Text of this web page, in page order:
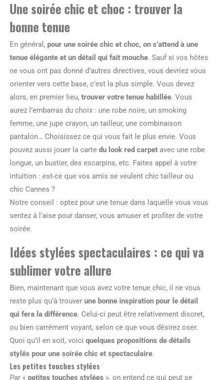
Une soirée chic et choc : trouver la
bonne tenue
En général, pour une soirée chic et choc, on s’attend à une
tenue élégante et un détail qui fait mouche. Sauf si vos hôtes
ne vous ont pas donné d’autres directives, vous devriez vous
orienter vers cette base, c’est la plus simple. Vous devez
alors, en premier lieu, trouver votre tenue habillée. Vous
aurez l’embarras du choix : une robe noire, un smoking
femme, une jupe crayon, un tailleur, une combinaison
pantalon… Choisissez ce qui vous fait le plus envie. Vous
pouvez aussi jouer la carte du look red carpet avec une robe
longue, un bustier, des escarpins, etc. Faites appel à votre
intuition : est-ce que vos amis se veulent chic tailleur ou
chic Cannes ?
Notre conseil : optez pour une tenue dans laquelle vous vous
sentez à l’aise pour danser, vous amuser et profiter de votre
soirée.
Idées stylées spectaculaires : ce qui va
sublimer votre allure
Bien, maintenant que vous avez votre tenue chic, il ne vous
reste plus qu’à trouver une bonne inspiration pour le détail
qui fera la différence. Celui-ci peut être relativement discret,
ou bien carrément voyant, selon ce que vous désirez oser.
Quoi qu’il en soit, voici quelques propositions de détails
stylés pour une soirée chic et spectaculaire.
Les petites touches stylées
Par « petites touches stylées », on entend ce qui peut se